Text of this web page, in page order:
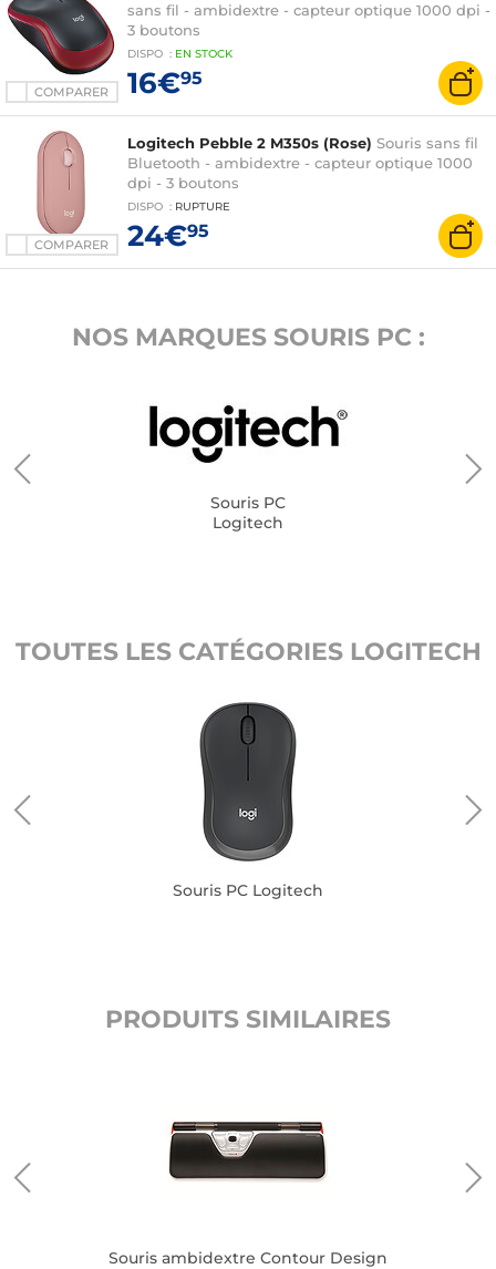
COMPARER
sans fil - ambidextre - capteur optique 1000 dpi -
3 boutons
DISPO : EN STOCK
16€95
COMPARER
Logitech Pebble 2 M350s (Rose) Souris sans fil
Bluetooth - ambidextre - capteur optique 1000
dpi - 3 boutons
DISPO : RUPTURE
24€95
NOS MARQUES SOURIS PC :
Souris PC
Logitech
TOUTES LES CATÉGORIES LOGITECH
Souris PC Logitech
PRODUITS SIMILAIRES
Souris ambidextre Contour Design